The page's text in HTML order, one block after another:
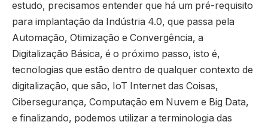
estudo, precisamos entender que há um pré-requisito
para implantação da Indústria 4.0, que passa pela
Automação, Otimização e Convergência, a
Digitalização Básica, é o próximo passo, isto é,
tecnologias que estão dentro de qualquer contexto de
digitalização, que são, IoT Internet das Coisas,
Cibersegurança, Computação em Nuvem e Big Data,
e finalizando, podemos utilizar a terminologia das